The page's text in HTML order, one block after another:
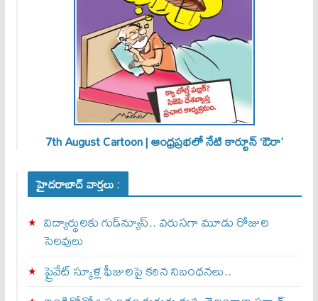
7th August Cartoon | ఆంధ్రప్రభలో నేటి కార్టూన్ ‘ఔరా’
హైదరాబాద్ వార్తలు :
విద్యార్థులకు గుడ్‌న్యూస్.. వరుసగా మూడు రోజుల
సెలవులు
ప్రైవేట్ స్కూళ్ల ఫీజులపై కఠిన నిబంధనలు..